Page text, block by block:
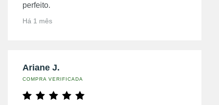
perfeito.
Há 1 mês
Ariane J.
COMPRA VERIFICADA